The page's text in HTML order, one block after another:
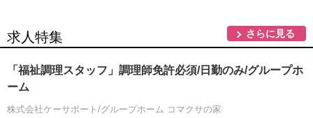
求人特集 さらに見る
「福祉調理スタッフ」調理師免許必須/日勤のみ/グループホ
ーム
株式会社ケーサポート/グループホーム コマクサの家